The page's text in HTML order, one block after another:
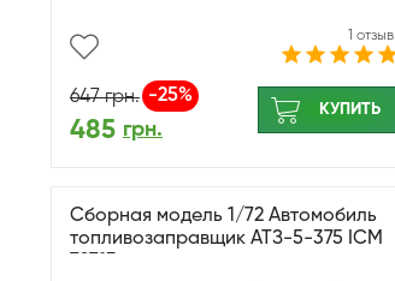
1 отзыв
647грн. -25%
485 грн.
КУПИТЬ
Сборная модель 1/72 Автомобиль
топливозаправщик АТЗ-5-375 ICM